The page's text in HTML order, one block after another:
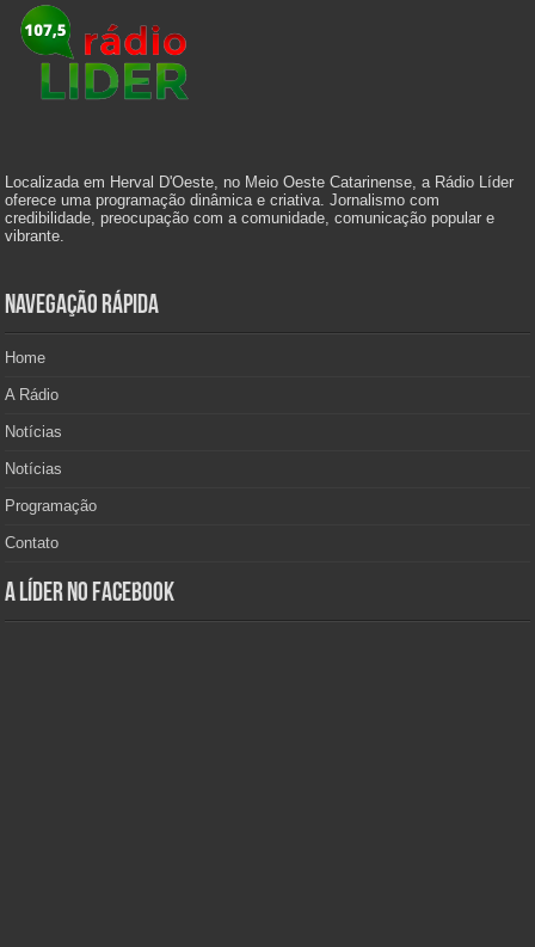
Localizada em Herval D'Oeste, no Meio Oeste Catarinense, a Rádio Líder
oferece uma programação dinâmica e criativa. Jornalismo com
credibilidade, preocupação com a comunidade, comunicação popular e
vibrante.
Navegação Rápida
Home
A Rádio
Notícias
Notícias
Programação
Contato
A Líder no Facebook